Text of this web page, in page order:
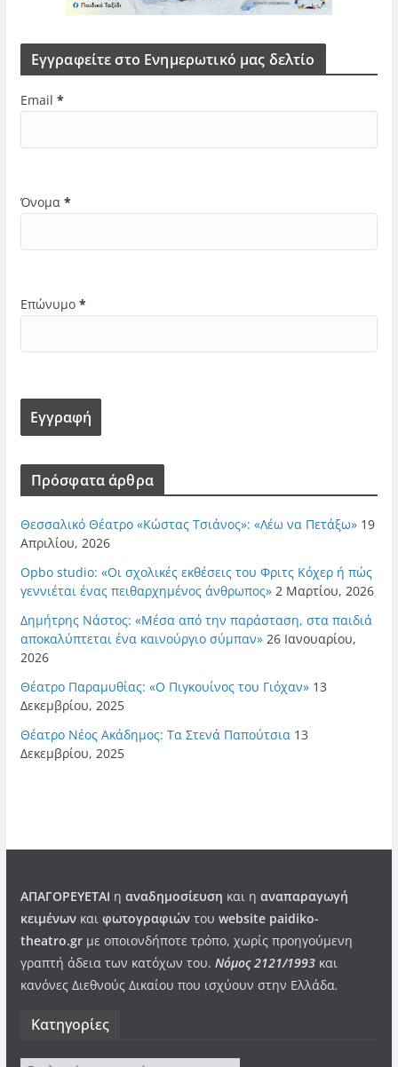
Εγγραφείτε στο Ενημερωτικό μας δελτίο
Email *
Όνομα *
Επώνυμο *
Πρόσφατα άρθρα
Θεσσαλικό Θέατρο «Κώστας Τσιάνος»: «Λέω να Πετάξω» 19
Απριλίου, 2026
Opbo studio: «Οι σχολικές εκθέσεις του Φριτς Κόχερ ή πώς
γεννιέται ένας πειθαρχημένος άνθρωπος» 2 Μαρτίου, 2026
Δημήτρης Νάστος: «Μέσα από την παράσταση, στα παιδιά
αποκαλύπτεται ένα καινούργιο σύμπαν» 26 Ιανουαρίου,
2026
Θέατρο Παραμυθίας: «Ο Πιγκουίνος του Γιόχαν» 13
Δεκεμβρίου, 2025
Θέατρο Νέος Ακάδημος: Τα Στενά Παπούτσια 13
Δεκεμβρίου, 2025
ΑΠΑΓΟΡΕΥΕΤΑΙ η αναδημοσίευση και η αναπαραγωγή
κειμένωνκαι φωτογραφιώντου website paidiko-
theatro.grμε οποιονδήποτε τρόπο, χωρίς προηγούμενη
γραπτή άδεια των κατόχων του. Νόμος 2121/1993και
κανόνες Διεθνούς Δικαίου που ισχύουν στην Ελλάδα.
Kατηγορίες